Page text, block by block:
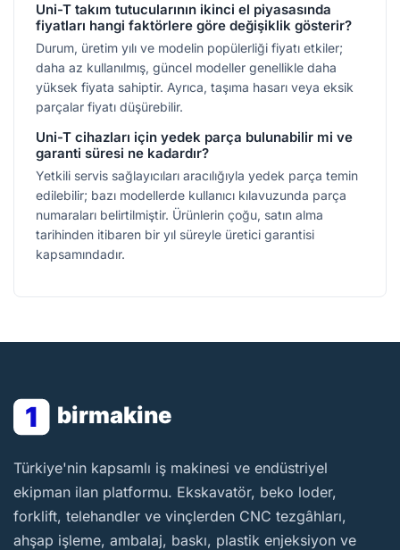
Uni-T takım tutucularının ikinci el piyasasında
fiyatları hangi faktörlere göre değişiklik gösterir?
Durum, üretim yılı ve modelin popülerliği fiyatı etkiler;
daha az kullanılmış, güncel modeller genellikle daha
yüksek fiyata sahiptir. Ayrıca, taşıma hasarı veya eksik
parçalar fiyatı düşürebilir.
Uni-T cihazları için yedek parça bulunabilir mi ve
garanti süresi ne kadardır?
Yetkili servis sağlayıcıları aracılığıyla yedek parça temin
edilebilir; bazı modellerde kullanıcı kılavuzunda parça
numaraları belirtilmiştir. Ürünlerin çoğu, satın alma
tarihinden itibaren bir yıl süreyle üretici garantisi
kapsamındadır.
1 birmakine
BirMakine
Türkiye'nin kapsamlı iş makinesi ve endüstriyel
ekipman ilan platformu. Ekskavatör, beko loder,
forklift, telehandler ve vinçlerden CNC tezgâhları,
ahşap işleme, ambalaj, baskı, plastik enjeksiyon ve